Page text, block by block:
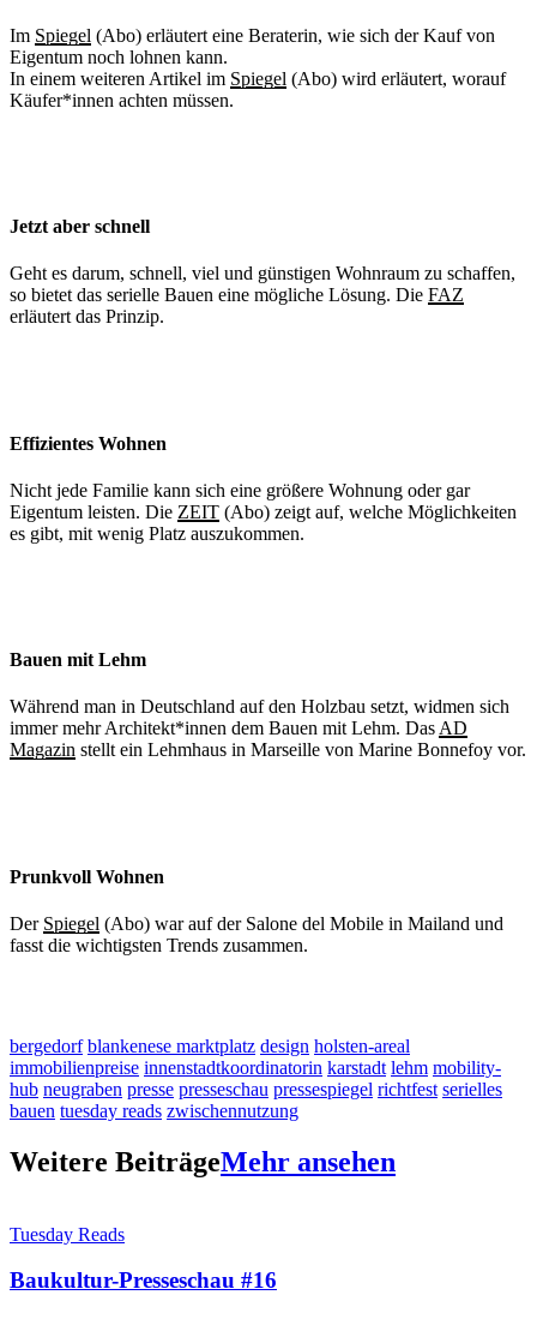
Im Spiegel (Abo) erläutert eine Beraterin, wie sich der Kauf von
Eigentum noch lohnen kann.
In einem weiteren Artikel im Spiegel (Abo) wird erläutert, worauf
Käufer*innen achten müssen.
Jetzt aber schnell
Geht es darum, schnell, viel und günstigen Wohnraum zu schaffen,
so bietet das serielle Bauen eine mögliche Lösung. Die FAZ
erläutert das Prinzip.
Effizientes Wohnen
Nicht jede Familie kann sich eine größere Wohnung oder gar
Eigentum leisten. Die ZEIT (Abo) zeigt auf, welche Möglichkeiten
es gibt, mit wenig Platz auszukommen.
Bauen mit Lehm
Während man in Deutschland auf den Holzbau setzt, widmen sich
immer mehr Architekt*innen dem Bauen mit Lehm. Das AD
Magazin stellt ein Lehmhaus in Marseille von Marine Bonnefoy vor.
Prunkvoll Wohnen
Der Spiegel (Abo) war auf der Salone del Mobile in Mailand und
fasst die wichtigsten Trends zusammen.
bergedorf blankenese marktplatz design holsten-areal
immobilienpreise innenstadtkoordinatorin karstadt lehm mobility-
hub neugraben presse presseschau pressespiegel richtfest serielles
bauen tuesday reads zwischennutzung
Weitere BeiträgeMehr ansehen
Tuesday Reads
Baukultur-Presseschau #16